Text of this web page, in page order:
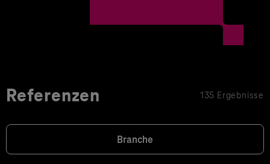
Referenzen 135 Ergebnisse
Branche